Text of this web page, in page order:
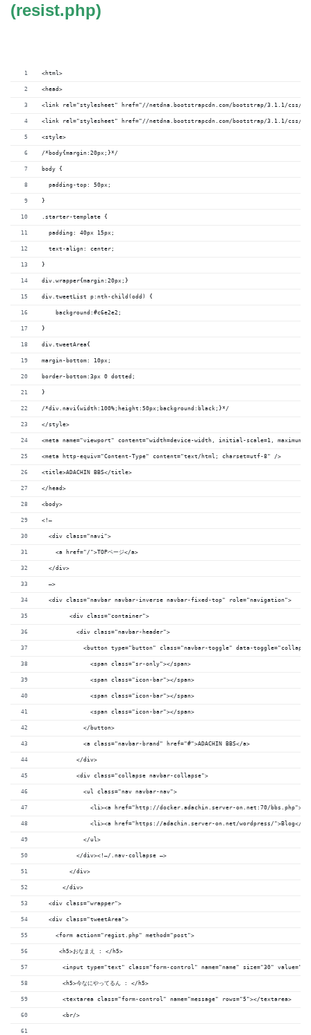
(resist.php)
<html>
<head>
<link rel="stylesheet" href="//netdna.bootstrapcdn.com/bootstrap/3.1.1/css/
<link rel="stylesheet" href="//netdna.bootstrapcdn.com/bootstrap/3.1.1/css/
<style>
/*body{margin:20px;}*/
body {
  padding-top: 50px;
}
.starter-template {
  padding: 40px 15px;
  text-align: center;
}
div.wrapper{margin:20px;}
div.tweetList p:nth-child(odd) {
    background:#c6e2e2;
}
div.tweetArea{
margin-bottom: 10px;
border-bottom:3px 0 dotted;
}
/*div.navi{width:100%;height:50px;background:black;}*/
</style>
<meta name="viewport" content="width=device-width, initial-scale=1, maximum-
<meta http-equiv="Content-Type" content="text/html; charset=utf-8" />
<title>ADACHIN BBS</title>
</head>
<body>
<!–
  <div class="navi">
    <a href="/">TOPページ</a>
  </div>
  –>
  <div class="navbar navbar-inverse navbar-fixed-top" role="navigation">
        <div class="container">
          <div class="navbar-header">
<button type="button" class="navbar-toggle" data-
              <span class="sr-only"></span>
              <span class="icon-bar"></span>
              <span class="icon-bar"></span>
              <span class="icon-bar"></span>
            </button>
            <a class="navbar-brand" href="#">ADACHIN BBS</a>
          </div>
          <div class="collapse navbar-collapse">
            <ul class="nav navbar-nav">
<li><a href="http://docker.adachin.server-on.net:70/
<li><a href="https://adachin.server-on.net/wordpress/">Blog</
            </ul>
          </div><!–/.nav-collapse –>
        </div>
      </div>
  <div class="wrapper">
  <div class="tweetArea">
    <form action="regist.php" method="post">
     <h5>おなまえ : </h5>
<input type="text" class="form-control" name="name" size="30" value=""
      <h5>今なにやってるん : </h5>
      <textarea class="form-control" name="message" rows="5"></textarea>
      <br/>